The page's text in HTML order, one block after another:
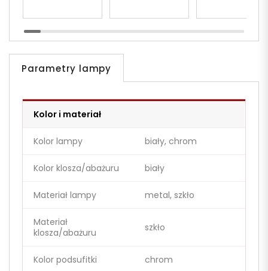
Parametry lampy
Kolor i materiał
Kolor lampy biały, chrom
Kolor klosza/abażuru biały
Materiał lampy metal, szkło
Materiał
klosza/abażuru
szkło
Kolor podsufitki chrom